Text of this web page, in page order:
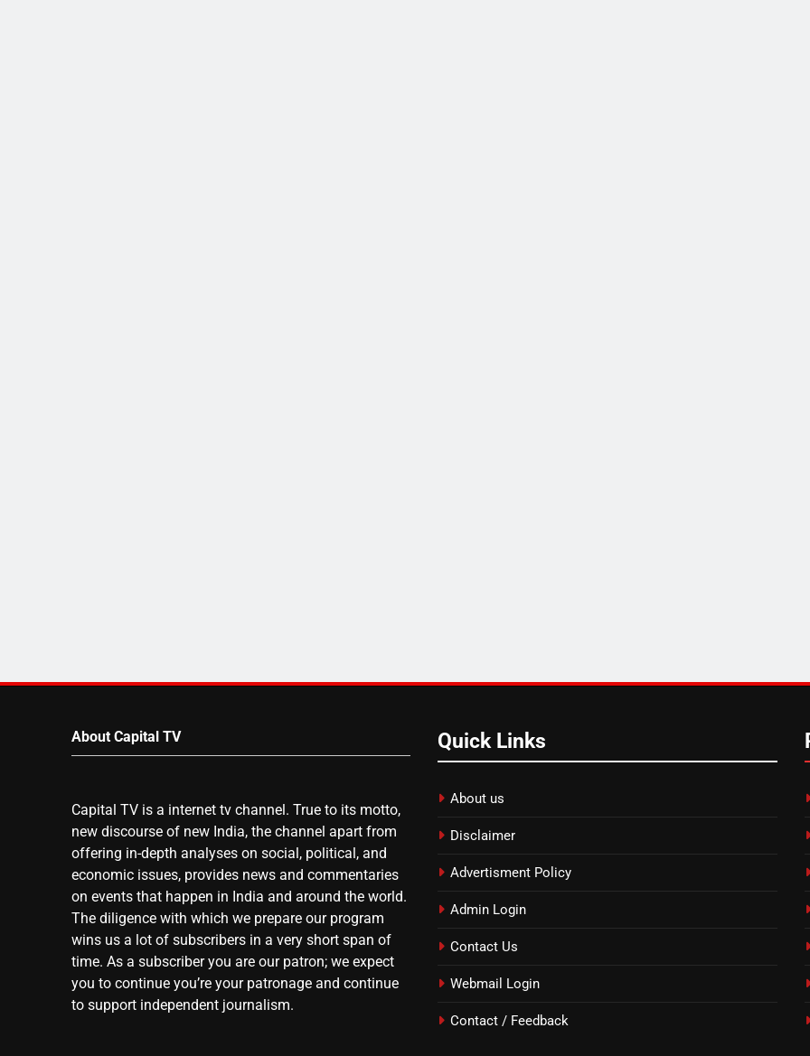
About Capital TV
Capital TV is a internet tv channel. True to its motto,
new discourse of new India, the channel apart from
offering in-depth analyses on social, political, and
economic issues, provides news and commentaries
on events that happen in India and around the world.
The diligence with which we prepare our program
wins us a lot of subscribers in a very short span of
time. As a subscriber you are our patron; we expect
you to continue you’re your patronage and continue
to support independent journalism.
Quick Links
About us
Disclaimer
Advertisment Policy
Admin Login
Contact Us
Webmail Login
Contact / Feedback